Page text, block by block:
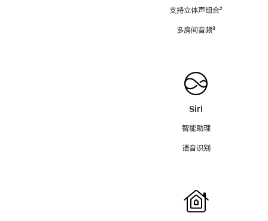
支持立体声组合脚
²
多房间音频脚
³
Siri
智能助理
语音识别